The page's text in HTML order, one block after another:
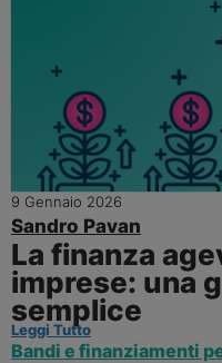
9 Gennaio 2026
Sandro Pavan
La finanza
imprese: una
semplice
Leggi Tutto
Bandi e finanziamenti